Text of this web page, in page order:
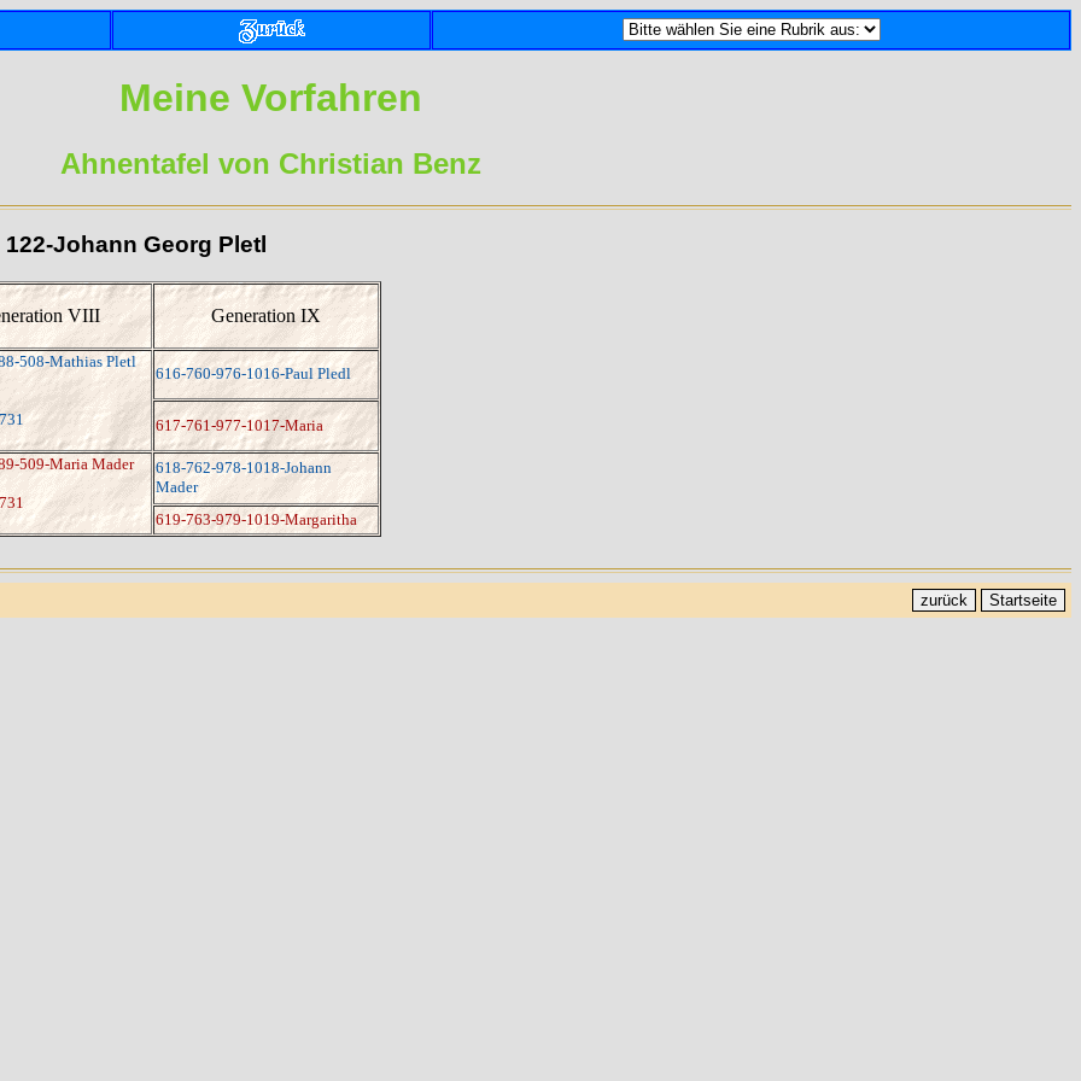
Meine Vorfahren
Ahnentafel von Christian Benz
Johann Georg Pletl
VIII Generation IX
508-Mathias Pletl
616-760-976-1016-Paul Pledl
617-761-977-1017-Maria
509-Maria Mader
618-762-978-1018-Johann
Mader
619-763-979-1019-Margaritha